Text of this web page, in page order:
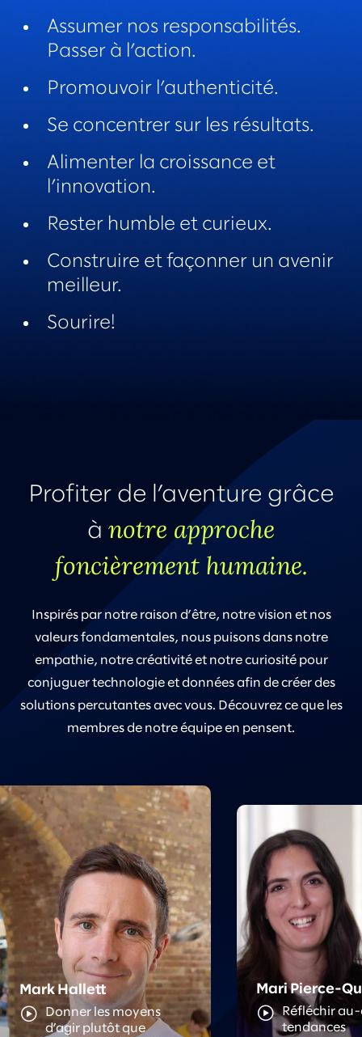
Assumer nos responsabilités.
Passer à l’action.
Promouvoir l’authenticité.
Se concentrer sur les résultats.
Alimenter la croissance et
l’innovation.
Rester humble et curieux.
Construire et façonner un avenir
meilleur.
Sourire!
Profiter de l’aventure grâce
à notre approche
foncièrement humaine.
Inspirés par notre raison d’être, notre vision et nos
valeurs fondamentales, nous puisons dans notre
empathie, notre créativité et notre curiosité pour
conjuguer technologie et données afin de créer des
solutions percutantes avec vous. Découvrez ce que les
membres de notre équipe en pensent.
Meet Mark
Mark Hallett
Donner les moyens
d’agir plutôt que
Meet Mari
Mari Pierce-
Réfléchir
tendances